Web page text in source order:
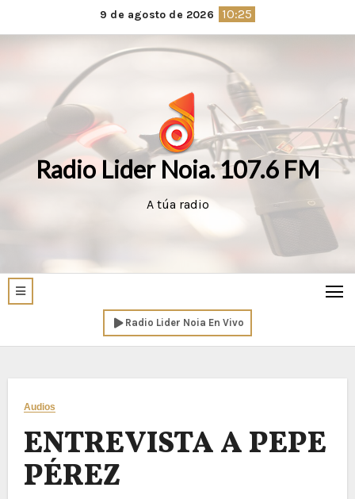
al
9 de agosto de 2026 10:25
Radio Lider Noia. 107.6 FM
A túa radio
Radio Lider Noia En Vivo
Audios
ENTREVISTA A PEPE
PÉREZ